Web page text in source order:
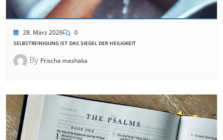
28. März 2026 0
SELBSTREINIGUNG IST DAS SIEGEL DER HEILIGKEIT
By Prischa mashaka